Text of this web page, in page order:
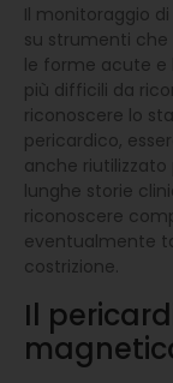
Il monitoraggio
su strumenti
le forme acute e
più difficili da
riconoscere lo
pericardico,
anche
lunghe storie
riconoscere
eventualmente
costrizione.
Il